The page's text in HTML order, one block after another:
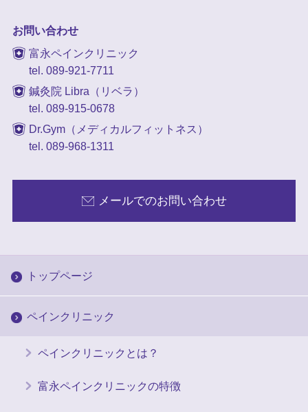
お問い合わせ
富永ペインクリニック
tel. 089-921-7711
鍼灸院 Libra（リベラ）
tel. 089-915-0678
Dr.Gym（メディカルフィットネス）
tel. 089-968-1311
メールでのお問い合わせ
トップページ
ペインクリニック
ペインクリニックとは？
富永ペインクリニックの特徴